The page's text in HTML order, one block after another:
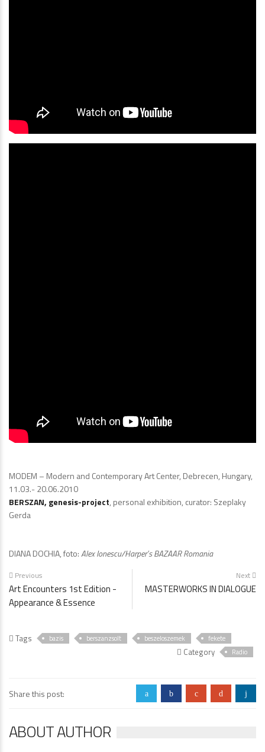
MODEM – Modern and Contemporary Art Center, Debrecen, Hungary,
11.03.- 20.06.2010
BERSZAN, genesis-project, personal exhibition, curator: Szeplaky
Gerda
DIANA DOCHIA, foto:Alex Ionescu/Harper’s BAZAAR Romania
Previous
Art Encounters 1st Edition -
Appearance & Essence
Next
MASTERWORKS IN DIALOGUE
Tags bazis berszanzsolt beszeloszemek fekete
Category Radio
Share this post: a b c d j
ABOUT AUTHOR